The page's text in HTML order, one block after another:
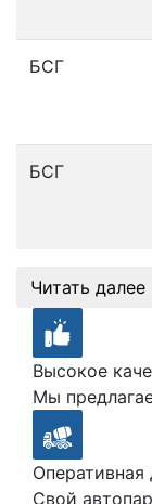
БСГ
БСГ
Читать далее
Высокое
Мы
Оперативная
Свой